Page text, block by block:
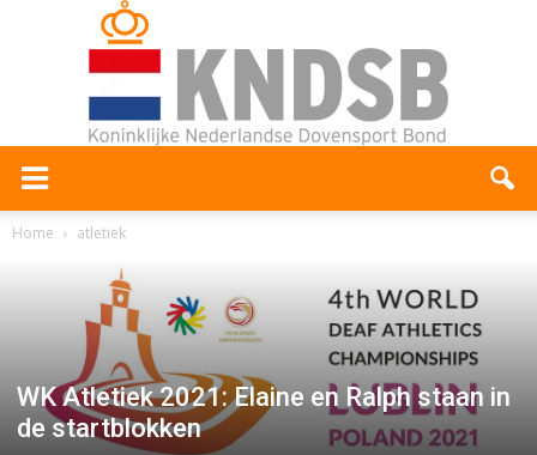
Home atletiek
WK Atletiek 2021: Elaine en Ralph staan in
de startblokken